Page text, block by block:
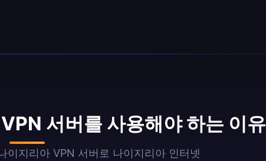
서버를 사용해야 하는 이유
지리아 VPN 서버로 나이지리아 인터넷